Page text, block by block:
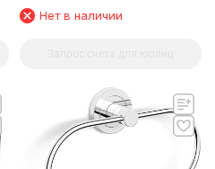
Нет в наличии